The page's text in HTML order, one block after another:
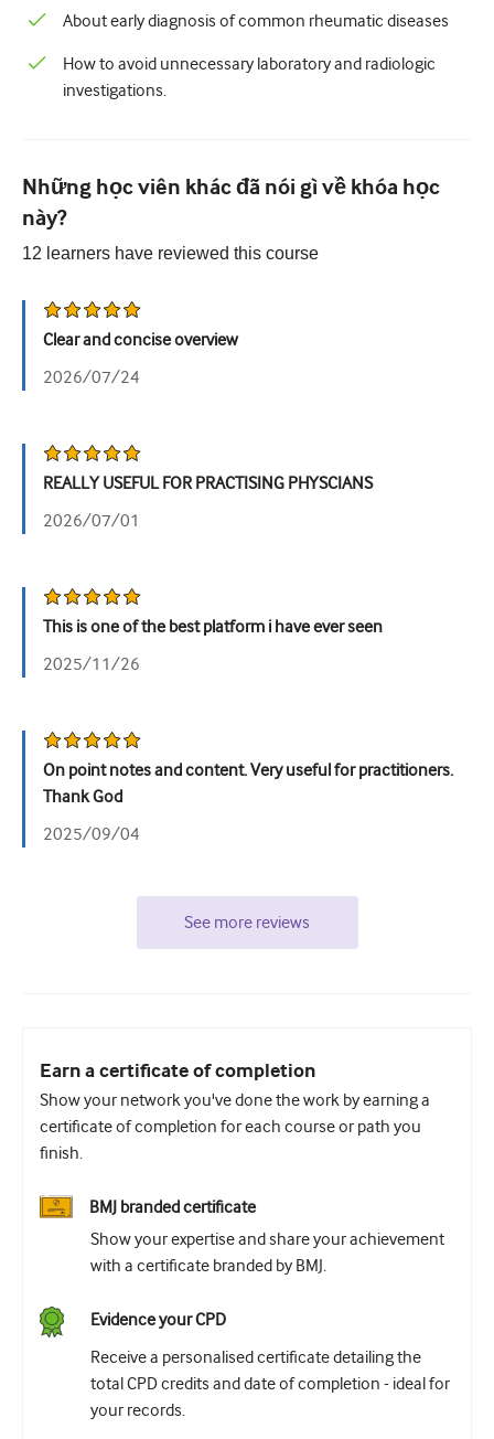
Chăm sóc giảm nhẹ
Bệnh lý/Y học phòng thí nghiệm
Kỹ năng thủ thuật
Sức khỏe cộng đồng
Cải thiện chất lượng
Thận học
Ca phẫu thuật
Tiết niệu
Sức khỏe phụ nữ
About early diagnosis of common rheumatic diseases
How to avoid unnecessary laboratory and radiologic
investigations.
Những học viên khác đã nói gì về khóa học
này?
12 learners have reviewed this course
Clear and concise overview
2026/07/24
REALLY USEFUL FOR PRACTISING PHYSCIANS
2026/07/01
This is one of the best platform i have ever seen
2025/11/26
On point notes and content. Very useful for practitioners.
Thank God
2025/09/04
See more reviews
Earn a certificate of completion
Show your network you've done the work by earning a
certificate of completion for each course or path you
finish.
BMJ branded certificate
Show your expertise and share your achievement
with a certificate branded by BMJ.
Evidence your CPD
Receive a personalised certificate detailing the
total CPD credits and date of completion - ideal for
your records.